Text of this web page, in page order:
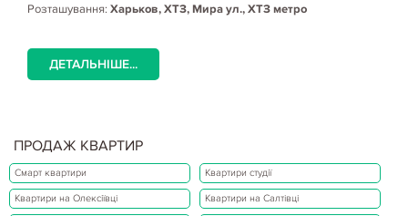
Розташування: Харьков, ХТЗ, Мира ул., ХТЗ метро
ДЕТАЛЬНІШЕ...
ПРОДАЖ КВАРТИР
Смарт квартири Квартири студії
Квартири на Олексіївці Квартири на Салтівці